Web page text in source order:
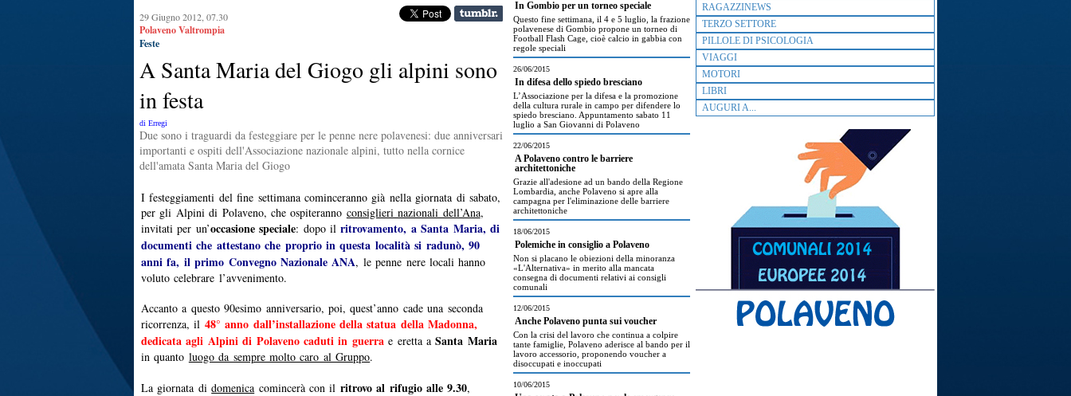
RAGAZZINEWS
TERZO SETTORE
PILLOLE DI PSICOLOGIA
VIAGGI
MOTORI
LIBRI
AUGURI A...
29 Giugno 2012, 07.30
Polaveno Valtrompia
Feste
A Santa Maria del Giogo gli alpini sono
in festa
di Erregi
Due sono i traguardi da festeggiare per le penne nere polavenesi: due anniversari
importanti e ospiti dell'Associazione nazionale alpini, tutto nella cornice
dell'amata Santa Maria del Giogo
I festeggiamenti del fine settimana cominceranno già nella giornata di sabato,
per gli Alpini di Polaveno, che ospiteranno consiglieri nazionali dell’Ana,
invitati per un’occasione speciale: dopo il ritrovamento, a Santa Maria, di
documenti che attestano che proprio in questa località si radunò, 90
anni fa, il primo Convegno Nazionale ANA, le penne nere locali hanno
voluto celebrare l’avvenimento.
Accanto a questo 90esimo anniversario, poi, quest’anno cade una seconda
ricorrenza, il 48° anno dall’installazione della statua della Madonna,
dedicata agli Alpini di Polaveno caduti in guerrae eretta aSanta Maria
in quanto luogo da sempre molto caro al Gruppo.
La giornata didomenica comincerà con il ritrovo al rifugio alle 9.30,
In Gombio per un torneo speciale
Questo fine settimana, il 4 e 5 luglio, la frazione
polavenese di Gombio propone un torneo di
Football Flash Cage, cioè calcio in gabbia con
regole speciali
26/06/2015
In difesa dello spiedo bresciano
L’Associazione per la difesa e la promozione
della cultura rurale in campo per difendere lo
spiedo bresciano. Appuntamento sabato 11
luglio a San Giovanni di Polaveno
22/06/2015
A Polaveno contro le barriere
architettoniche
Grazie all'adesione ad un bando della Regione
Lombardia, anche Polaveno si apre alla
campagna per l'eliminazione delle barriere
architettoniche
18/06/2015
Polemiche in consiglio a Polaveno
Non si placano le obiezioni della minoranza
«L'Alternativa» in merito alla mancata
consegna di documenti relativi ai consigli
comunali
12/06/2015
Anche Polaveno punta sui voucher
Con la crisi del lavoro che continua a colpire
tante famiglie, Polaveno aderisce al bando per il
lavoro accessorio, proponendo voucher a
disoccupati e inoccupati
10/06/2015